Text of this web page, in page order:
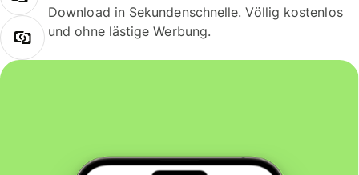
Download in Sekundenschnelle. Völlig kostenlos
und ohne lästige Werbung.